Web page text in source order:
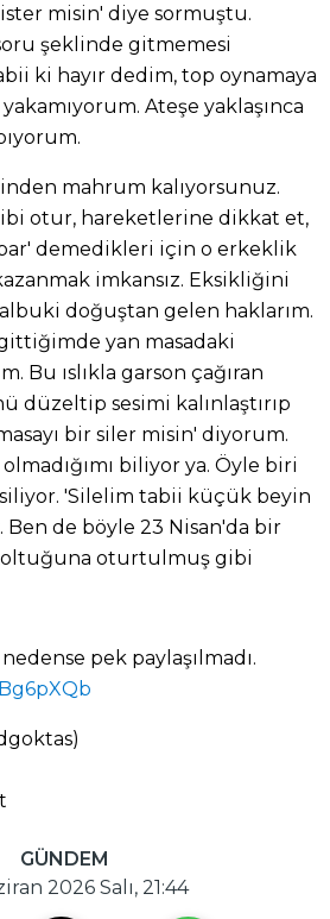
misin' diye sormuştu.
şeklinde gitmemesi
ki hayır dedim, top oynamaya
Ateşe yaklaşınca
mahrum kalıyorsunuz.
otur, hareketlerine dikkat et,
demedikleri için o erkeklik
imkansız. Eksikliğini
doğuştan gelen haklarım.
yan masadaki
Bu ıslıkla garson çağıran
düzeltip sesimi kalınlaştırıp
bir siler misin' diyorum.
biliyor ya. Öyle biri
siliyor. 'Silelim tabii küçük beyin
Ben de böyle 23 Nisan'da bir
oturtulmuş gibi
pek paylaşılmadı.
GÜNDEM
2026 Salı, 21:44